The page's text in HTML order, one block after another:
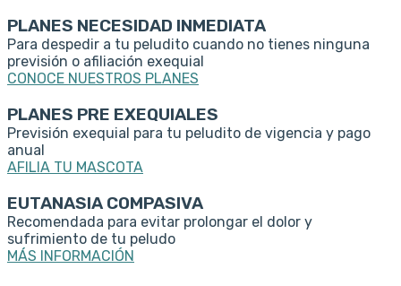
PLANES NECESIDAD INMEDIATA
Para despedir a tu peludito cuando no tienes ninguna
previsión o afiliación exequial
CONOCE NUESTROS PLANES
PLANES PRE EXEQUIALES
Previsión exequial para tu peludito de vigencia y pago
anual
AFILIA TU MASCOTA
EUTANASIA COMPASIVA
Recomendada para evitar prolongar el dolor y
sufrimiento de tu peludo
MÁS INFORMACIÓN